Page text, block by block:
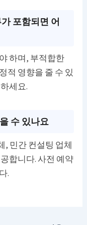
포함되면 어
하며, 부적합한
적 영향을 줄 수 있
세요.
수 있나요
, 민간 컨설팅 업체
합니다. 사전 예약
.